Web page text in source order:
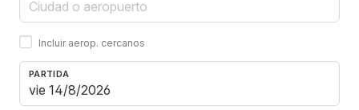
Incluir aerop. cercanos
PARTIDA